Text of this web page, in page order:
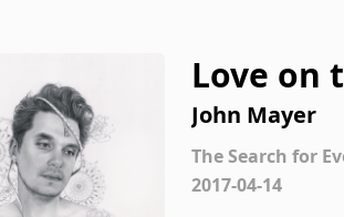
Love on
John Mayer
The Search for
2017-04-14